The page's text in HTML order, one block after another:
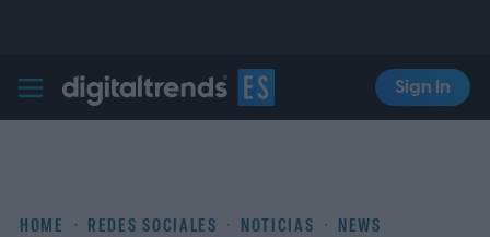
Digital Trends Español
Sign In
HOME REDES SOCIALES NOTICIAS NEWS